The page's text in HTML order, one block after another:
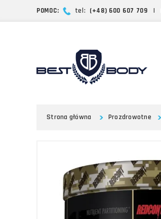
POMOC: tel: (+48) 600 607 709 |
Strona główna Prozdrowotne